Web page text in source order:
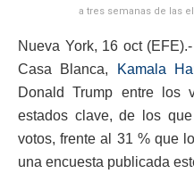
a tres semanas de las
Nueva York, 16 oct
Casa Blanca,
Kamala
Donald Trump entre los
estados clave, de los
votos, frente al 31 % que
una encuesta publicada